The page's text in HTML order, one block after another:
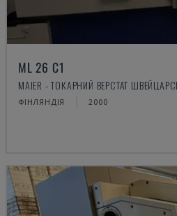
ML 26 C1
MAIER - ТОКАРНИЙ ВЕРСТАТ
ФІНЛЯНДІЯ 2000